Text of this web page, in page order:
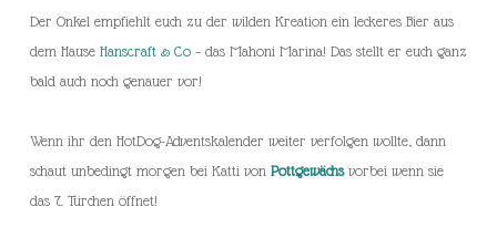
Der Onkel empfiehlt euch zu der wilden Kreation ein leckeres Bier aus
dem Hause Hanscraft & Co – das Mahoni Marina! Das stellt er euch ganz
bald auch noch genauer vor!
Wenn ihr den HotDog-Adventskalender weiter verfolgen wollte, dann
schaut unbedingt morgen bei Katti von Pottgewächsvorbei wenn sie
das 7. Türchen öffnet!